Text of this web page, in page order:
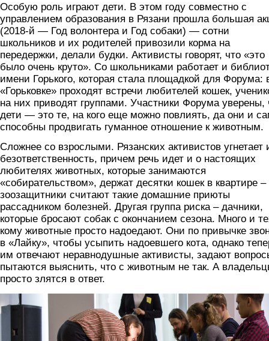
Особую роль играют дети. В этом году совместно с
управлением образования в Рязани прошла большая
(2018-й — Год волонтера и Год собаки) — сотни
школьников и их родителей привозили корма на
передержки, делали будки. Активисты говорят, что «это
было очень круто». Со школьниками работает и
имени Горького, которая стала площадкой для Форума:
«Горьковке» проходят встречи любителей кошек,
на них приводят группами. Участники Форума уверены,
дети — это те, на кого еще можно повлиять, да они и
способны продвигать гуманное отношение к животным.
Сложнее со взрослыми. Рязанских активистов угнетает
безответственность, причем речь идет и о настоящих
любителях животных, которые занимаются
«собирательством», держат десятки кошек в квартире –
зоозащитники считают такие домашние приюты
рассадником болезней. Другая группа риска – дачники,
которые бросают собак с окончанием сезона. Много и
кому животные просто надоедают. Они по привычке
в «Лайку», чтобы усыпить надоевшего кота, однако
им отвечают неравнодушные активисты, задают
пытаются выяснить, что с животным не так. А
просто злятся в ответ.
sobak.jpg